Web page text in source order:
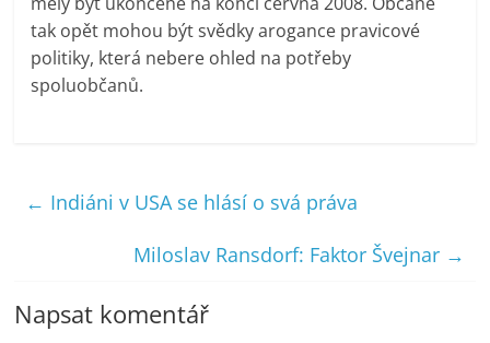
tak opět mohou být svědky arogance pravicové
politiky, která nebere ohled na potřeby
spoluobčanů.
← Indiáni v USA se hlásí o svá práva
Miloslav Ransdorf: Faktor Švejnar →
Napsat komentář